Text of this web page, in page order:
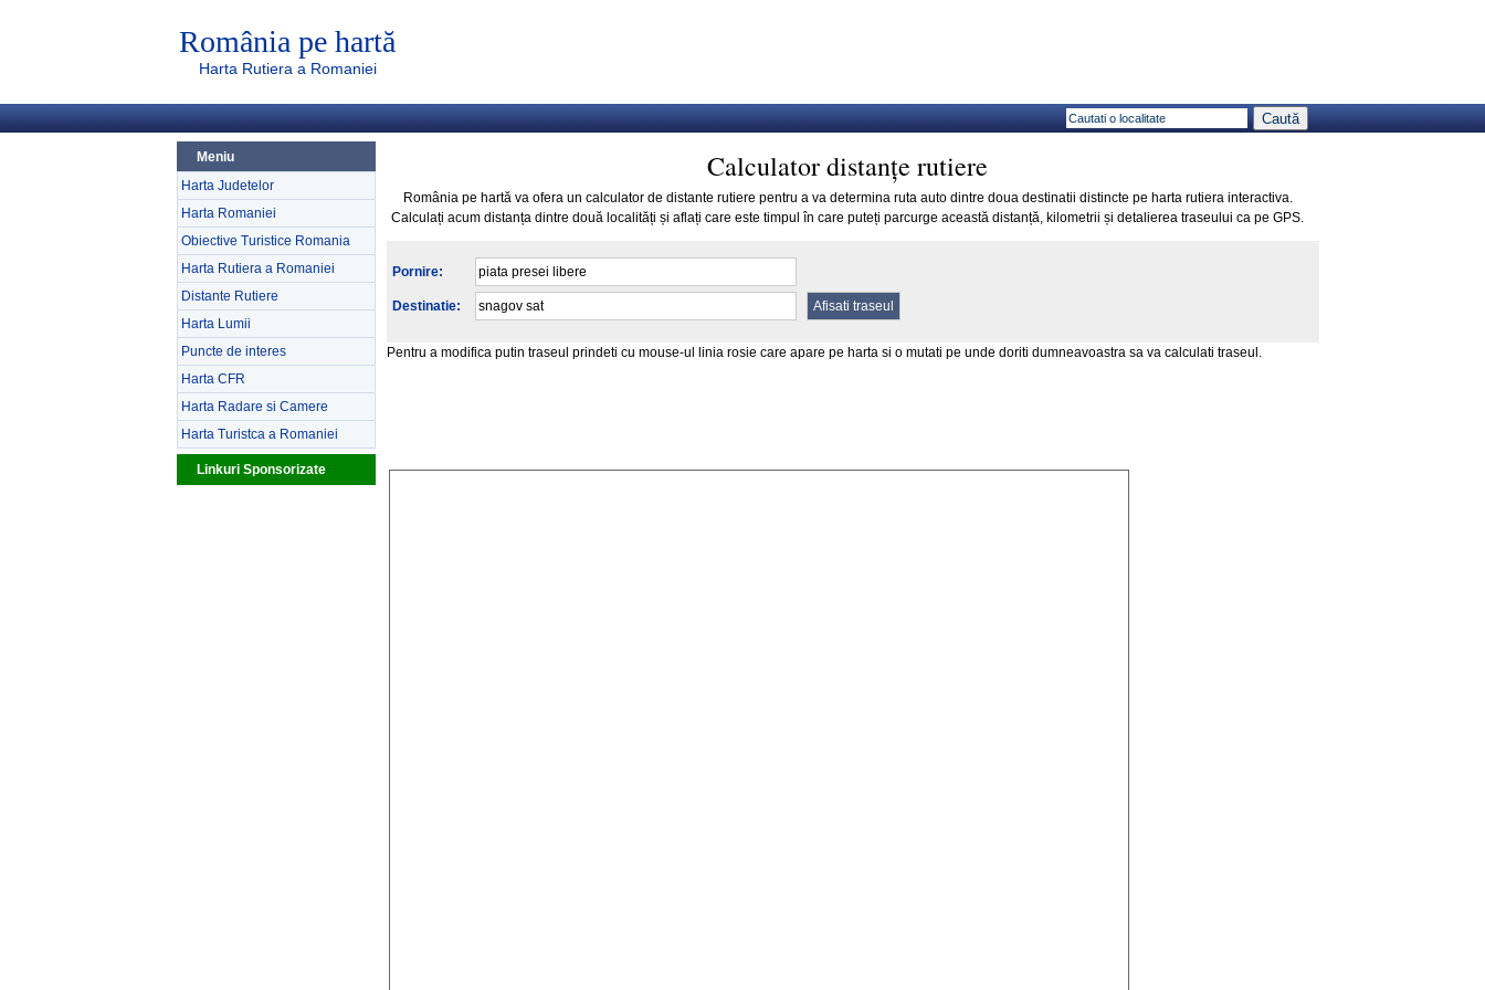
România pe hartă
Harta Rutiera a Romaniei
Meniu
Harta Judetelor
Harta Romaniei
Obiective Turistice Romania
Harta Rutiera a Romaniei
Distante Rutiere
Harta Lumii
Puncte de interes
Harta CFR
Harta Radare si Camere
Harta Turistca a Romaniei
Linkuri Sponsorizate
Calculator distanțe rutiere
România pe hartă va ofera un calculator de distante rutiere pentru a va determina ruta auto dintre doua destinatii distincte pe harta rutiera interactiva.
Calculați acum distanța dintre două localități și aflați care este timpul în care puteți parcurge această distanță, kilometrii și detalierea traseului ca pe GPS.
Pornire:
Destinatie:
Pentru a modifica putin traseul prindeti cu mouse-ul linia rosie care apare pe harta si o mutati pe unde doriti dumneavoastra sa va calculati traseul.